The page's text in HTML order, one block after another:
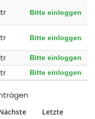
Bitte einloggen
Bitte einloggen
Bitte einloggen
Bitte einloggen
Letzte